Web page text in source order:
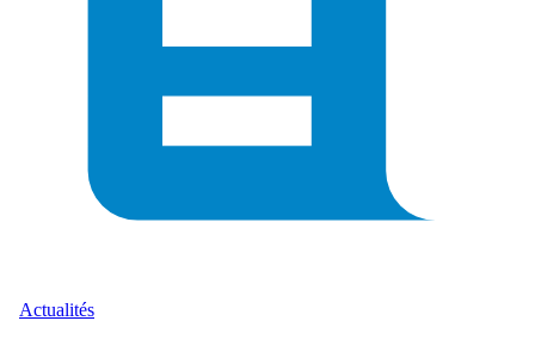
Actualités